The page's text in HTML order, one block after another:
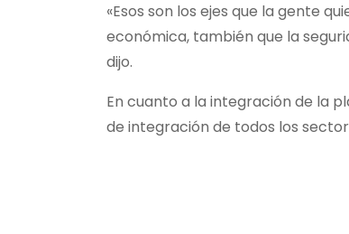
«Esos son los ejes que la gente
económica, también que la
dijo.
En cuanto a la integración de la
de integración de todos los